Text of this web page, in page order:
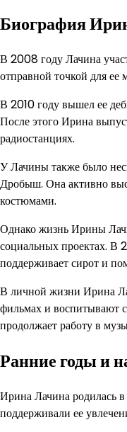
Биография
В 2008 году Лачина
отправной точкой для ее
В 2010 году вышел ее
После этого Ирина
радиостанциях.
У Лачины также было
Дробыш. Она активно
костюмами.
Однако жизнь Ирины
социальных проектах. В
поддерживает сирот и
В личной жизни Ирина
фильмах и воспитывают
продолжает работу в
Ранние годы и
Ирина Лачина родилась в
поддерживали ее